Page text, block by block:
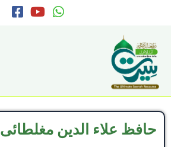
F
a
k
-
s
q
Y
o
W
h
p
حافظ علاء الدین مغلطائی